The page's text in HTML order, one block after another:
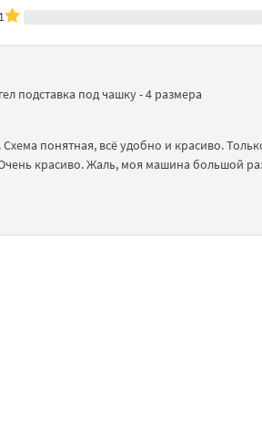
1
подставка под чашку - 4 размера
понятная, всё удобно и красиво.
красиво. Жаль, моя машина большой